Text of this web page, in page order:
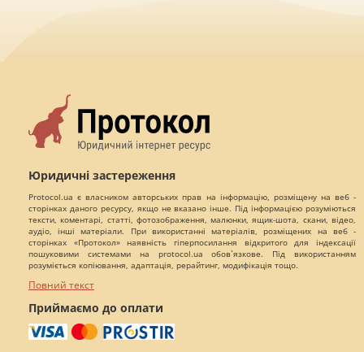
Юридичні застереження
Protocol.ua є власником авторських прав на інформацію, розміщену на веб -
сторінках даного ресурсу, якщо не вказано інше. Під інформацією розуміються
тексти, коментарі, статті, фотозображення, малюнки, ящик-шота, скани, відео,
аудіо, інші матеріали. При використанні матеріалів, розміщених на веб -
сторінках «Протокол» наявність гіперпосилання відкритого для індексації
пошуковими системами на protocol.ua обов`язкове. Під використанням
розуміється копіювання, адаптація, рерайтинг, модифікація тощо.
Повний текст
Приймаємо до оплати